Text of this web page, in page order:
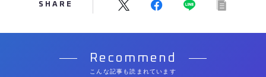
SHARE
Recommend
こんな記事も読まれています